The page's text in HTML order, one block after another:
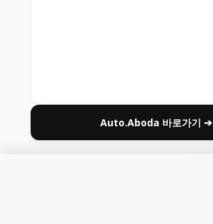
Auto.Aboda 바로가기 ➔